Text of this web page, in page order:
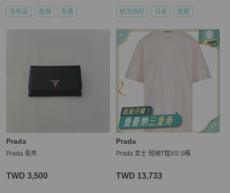
全新品 香港 免運 狀況良好 日本 免運
Prada
Prada 長夾
TWD 3,500
Prada
Prada 女士 短袖T恤XS S碼
TWD 13,733